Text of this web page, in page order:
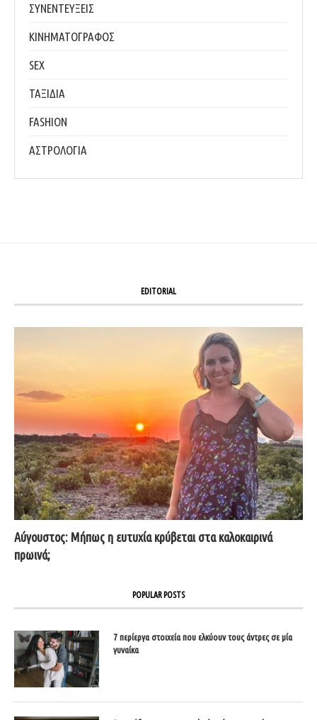
ΣΥΝΕΝΤΕΥΞΕΙΣ
ΚΙΝΗΜΑΤΟΓΡΑΦΟΣ
SEX
ΤΑΞΙΔΙΑ
FASHION
ΑΣΤΡΟΛΟΓΙΑ
EDITORIAL
Αύγουστος: Μήπως η ευτυχία κρύβεται στα καλοκαιρινά
πρωινά;
POPULAR POSTS
7 περίεργα στοιχεία που ελκύουν τους άντρες σε μία
γυναίκα